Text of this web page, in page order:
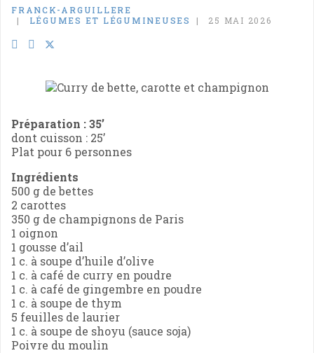
FRANCK-ARGUILLERE
LÉGUMES ET LÉGUMINEUSES
25 MAI 2026
Préparation : 35’
dont cuisson : 25’
Plat pour 6 personnes
Ingrédients
500 g de bettes
2 carottes
350 g de champignons de Paris
1 oignon
1 gousse d’ail
1 c. à soupe d’huile d’olive
1 c. à café de curry en poudre
1 c. à café de gingembre en poudre
1 c. à soupe de thym
5 feuilles de laurier
1 c. à soupe de shoyu (sauce soja)
Poivre du moulin